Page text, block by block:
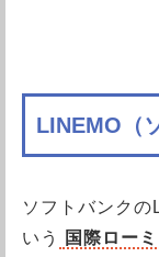
LINEMO（
ソフトバンク
いう
国際ロー